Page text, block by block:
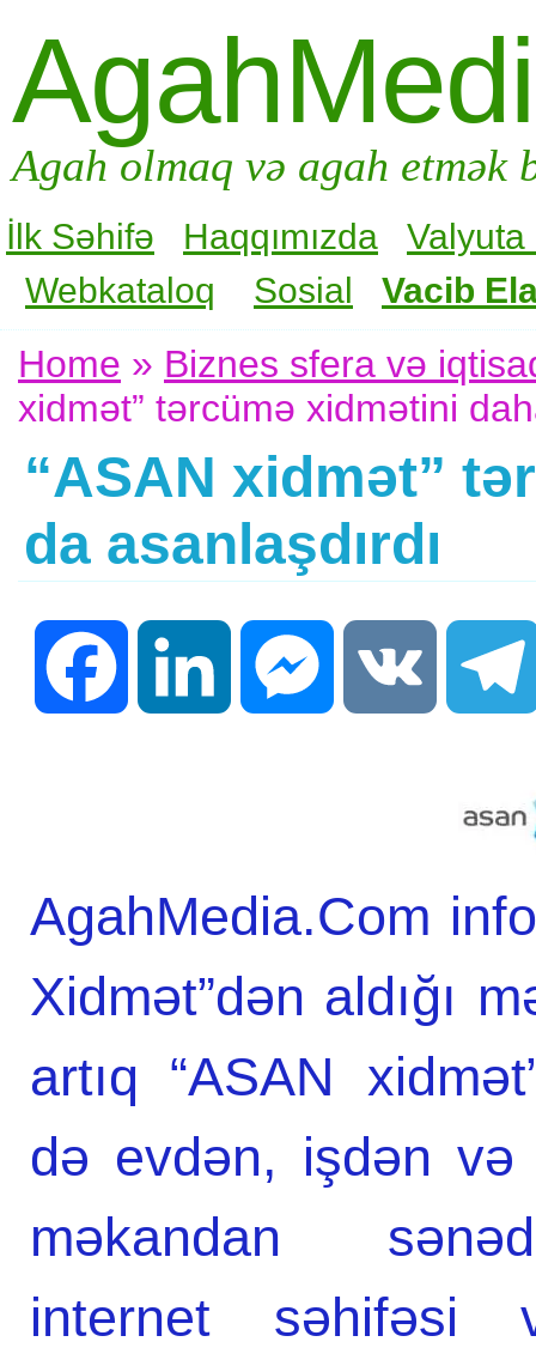
Agah olmaq və agah
İlk Səhifə Haqqımızda
Valyuta
Webkataloq
Sosial Vacib
Home » Biznes sfera və
xidmət” tərcümə xidmətini
“ASAN xidmət”
da asanlaşdırdı
Facebook LinkedIn Messenger VK
AgahMedia.Com
Xidmət”dən aldığı
artıq “ASAN
də evdən, işdən
məkandan
internet səhifəsi